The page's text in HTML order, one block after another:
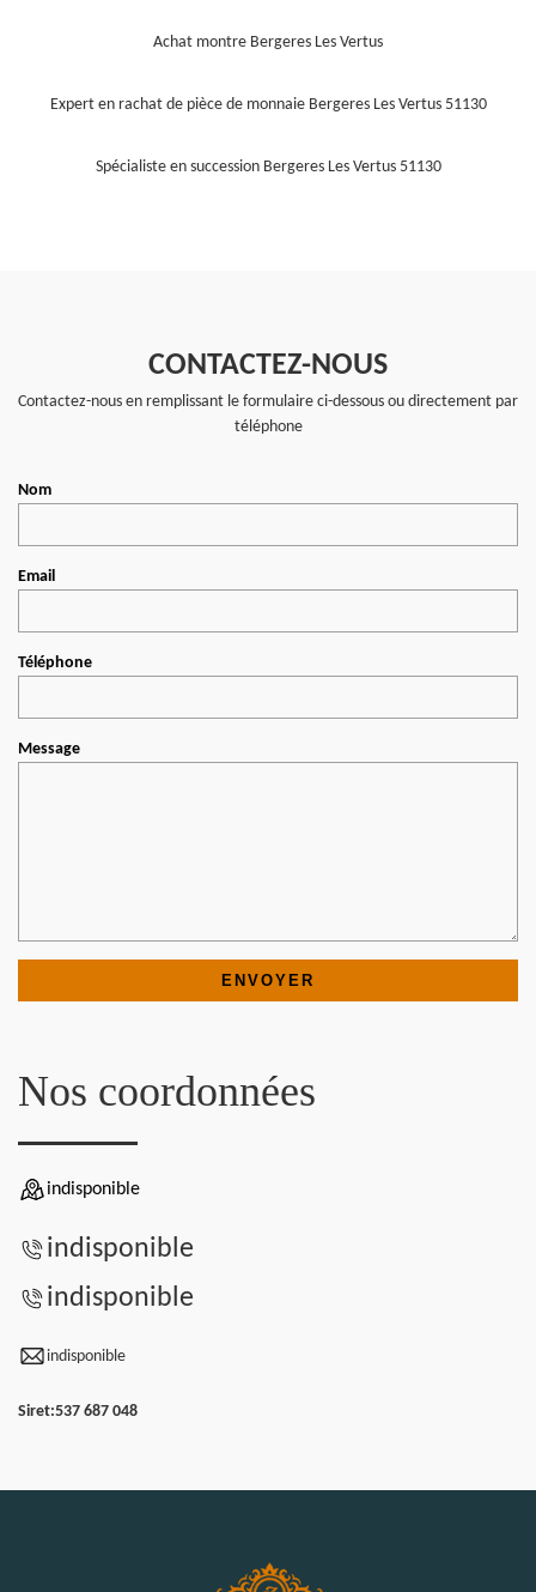
Achat montre Bergeres Les Vertus
Expert en rachat de pièce de monnaie Bergeres Les Vertus 51130
Spécialiste en succession Bergeres Les Vertus 51130
CONTACTEZ-NOUS
Contactez-nous en remplissant le formulaire ci-dessous ou directement par
téléphone
Nom
Email
Téléphone
Message
Nos coordonnées
indisponible
indisponible
indisponible
indisponible
Siret:537 687 048